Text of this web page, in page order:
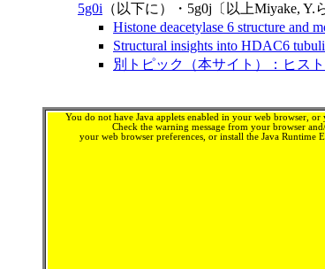
5g0i （以下に）・5g0j〔以上Miyake, Y.
Histone deacetylase 6 structure and
Structural insights into HDAC6
別トピック（本サイト）：ヒス
You do not have Java applets enabled in your web browser,
Check the warning message from your browser
your web browser preferences, or install the Java Runtime